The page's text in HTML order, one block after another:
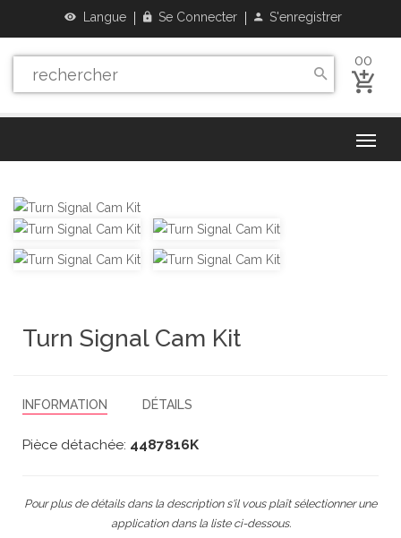
Langue Se Connecter S'enregistrer
00
Turn Signal Cam Kit
INFORMATION DÉTAILS
Pièce détachée: 4487816K
Pour plus de détails dans la description s'il vous plaît sélectionner une
application dans la liste ci-dessous.